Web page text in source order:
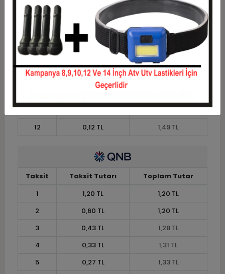
5
0,27 TL
6
0,23 TL
1,36 TL
7
0,20 TL
1,38 TL
8
1,40 TL
9
0,16 TL
1,43 TL
11
0,13 TL
1,46 TL
12
0,12 TL 1,49 TL
Taksit Taksit Tutarı
Toplam Tutar
1
1,20 TL
1,20 TL
2
0,60 TL
1,20 TL
3
0,43 TL
1,28 TL
4
0,33 TL
1,31 TL
5
0,27 TL
1,33 TL